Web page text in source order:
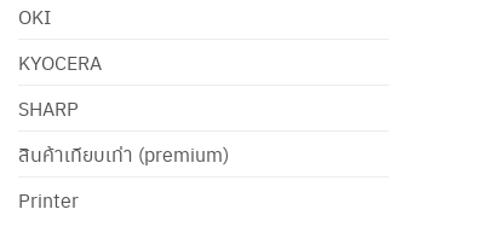
OKI
KYOCERA
SHARP
สินค้าเทียบเท่า (premium)
Printer